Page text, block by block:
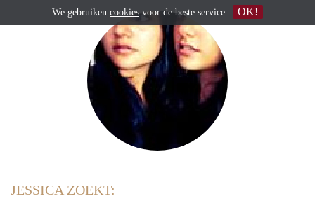
JESSICA ZOEKT:
We gebruiken cookiesvoor de beste service OK!